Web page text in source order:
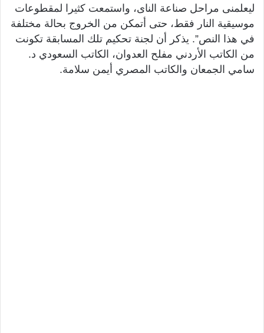
ليعلمنى مراحل صناعة الناى، واستمعت كثيرا لمقطوعات
موسيقية النار فقط، حتى أتمكن من الخروج بحالة مختلفة
في هذا النص”. يذكر أن لجنة تحكيم تلك المسابقة تكونت
من الكاتب الأردني مفلح العدوان، الكاتب السعودي د.
سامي الجمعان والكاتب المصري أيمن سلامة.